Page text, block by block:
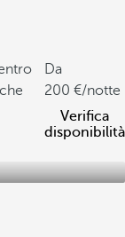
Da
200
/notte
Verifica
disponibilità